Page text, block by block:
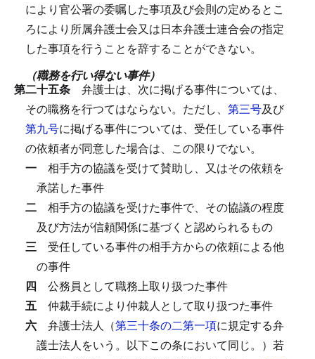
により官公署の委嘱した事項及び会則の定めるとこ
ろにより所属弁護士会又は日本弁護士連合会の指定
した事項を行うことを辞することができない。
（職務を行い得ない事件）
第二十五条 弁護士は、次に掲げる事件については、
その職務を行つてはならない。 ただし、 第三号及び
第九号に掲げる事件については、受任している事件
の依頼者が同意した場合は、この限りでない。
一 相手方の協議を受けて賛助し、又はその依頼を
承諾した事件
二 相手方の協議を受けた事件で、その協議の程度
及び方法が信頼関係に基づくと認められるもの
三 受任している事件の相手方からの依頼による他
の事件
四 公務員として職務上取り扱つた事件
五 仲裁手続により仲裁人として取り扱つた事件
六 弁護士法人（第三十条の二第一項に規定する弁
護士法人をいう。以下この条において同じ。）若